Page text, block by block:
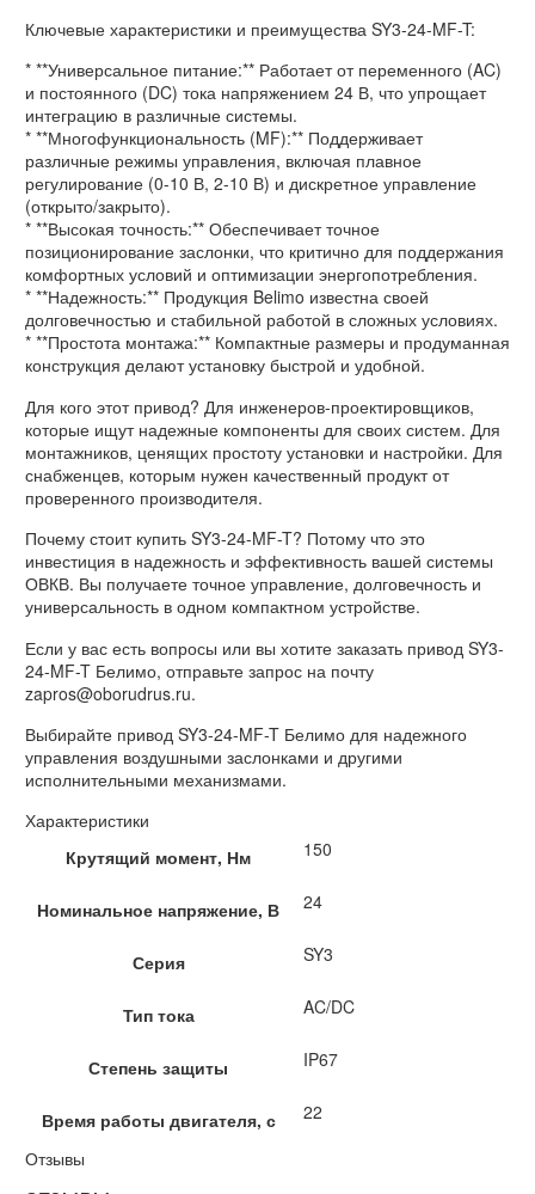
Ключевые характеристики и преимущества SY3-24-MF-T:
* **Универсальное питание:** Работает от переменного (AC)
и постоянного (DC) тока напряжением 24 В, что упрощает
интеграцию в различные системы.
* **Многофункциональность (MF):** Поддерживает
различные режимы управления, включая плавное
регулирование (0-10 В, 2-10 В) и дискретное управление
(открыто/закрыто).
* **Высокая точность:** Обеспечивает точное
позиционирование заслонки, что критично для поддержания
комфортных условий и оптимизации энергопотребления.
* **Надежность:** Продукция Belimo известна своей
долговечностью и стабильной работой в сложных условиях.
* **Простота монтажа:** Компактные размеры и продуманная
конструкция делают установку быстрой и удобной.
Для кого этот привод? Для инженеров-проектировщиков,
которые ищут надежные компоненты для своих систем. Для
монтажников, ценящих простоту установки и настройки. Для
снабженцев, которым нужен качественный продукт от
проверенного производителя.
Почему стоит купить SY3-24-MF-T? Потому что это
инвестиция в надежность и эффективность вашей системы
ОВКВ. Вы получаете точное управление, долговечность и
универсальность в одном компактном устройстве.
Если у вас есть вопросы или вы хотите заказать привод SY3-
24-MF-T Белимо, отправьте запрос на почту
zapros@oborudrus.ru.
Выбирайте привод SY3-24-MF-T Белимо для надежного
управления воздушными заслонками и другими
исполнительными механизмами.
Характеристики
Крутящий момент, Нм
150
Номинальное напряжение, В 24
Серия SY3
Тип тока AC/DC
Степень защиты IP67
Время работы двигателя, с
22
Отзывы